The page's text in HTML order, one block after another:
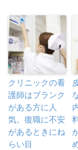
クリニックの看
護師はブランク
がある方に人
気。復職に不安
があるときにね
らい目